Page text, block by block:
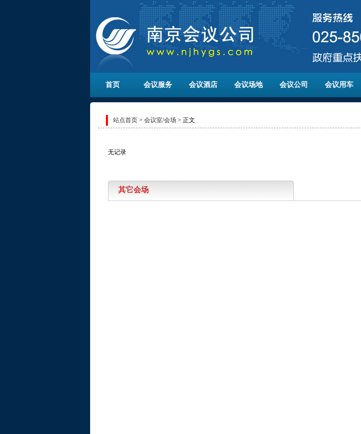
首页 会议服务 会议酒店 会议场地 会议公司 会议用车
站点首页 > 会议室/会场 > 正文
无记录
其它会场